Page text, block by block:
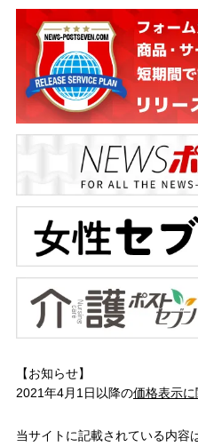
【お知らせ】
2021年4月1日以降の価格表示に
当サイトに記載されている内容